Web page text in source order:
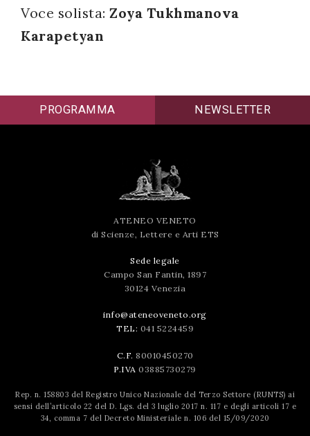
Voce solista: Zoya Tukhmanova
Karapetyan
PROGRAMMA NEWSLETTER
ATENEO VENETO
di Scienze, Lettere e Arti ETS
Sede legale
Campo San Fantin, 1897
30124 Venezia
info@ateneoveneto.org
TEL: 041 5224459
C.F. 80010450270
P.IVA 03885730279
Rep. n. 158803 del Registro Unico Nazionale del Terzo Settore (RUNTS) ai
sensi dell’articolo 22 del D. Lgs. del 3 luglio 2017 n. 117 e degli articoli 17 e
34, comma 7 del Decreto Ministeriale n. 106 del 15/09/2020